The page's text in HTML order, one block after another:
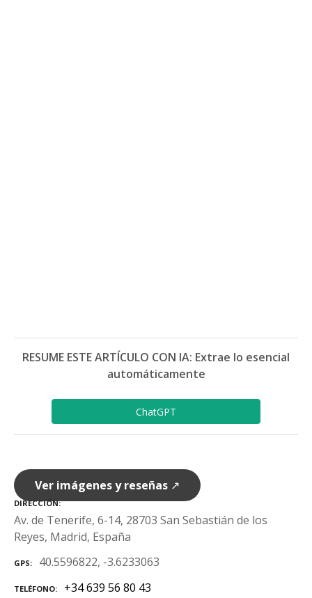
RESUME ESTE ARTÍCULO CON IA: Extrae lo esencial
automáticamente
ChatGPT
Ver imágenes y reseñas ↗
DIRECCIÓN
Av. de Tenerife, 6-14, 28703 San Sebastián de los
Reyes, Madrid, España
GPS 40.5596822, -3.6233063
TELÉFONO +34 639 56 80 43